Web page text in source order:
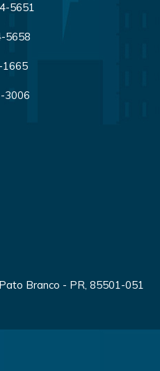
5651
5658
1665
3006
Branco - PR, 85501-051